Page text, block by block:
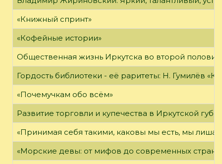
«Книжный спринт»
«Кофейные истории»
Общественная жизнь Иркутска во второй
Гордость библиотеки - её раритеты: Н. Гумилёв
«Почемучкам обо всём»
Развитие торговли и купечества в Иркутской
«Принимая себя такими, каковы мы есть, мы
«Морские девы: от мифов до современных